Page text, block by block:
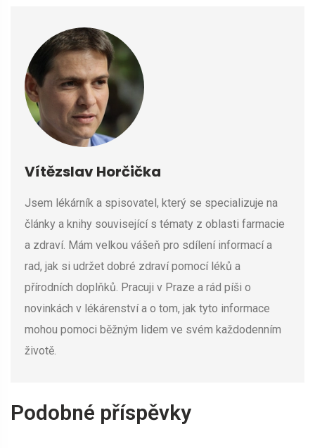
Vítězslav Horčička
Jsem lékárník a spisovatel, který se specializuje na
články a knihy související s tématy z oblasti farmacie
a zdraví. Mám velkou vášeň pro sdílení informací a
rad, jak si udržet dobré zdraví pomocí léků a
přírodních doplňků. Pracuji v Praze a rád píši o
novinkách v lékárenství a o tom, jak tyto informace
mohou pomoci běžným lidem ve svém každodenním
životě.
Podobné příspěvky